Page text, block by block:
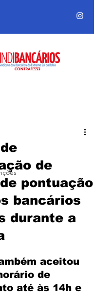
de
pontuação
bancários
durante a
aceitou
de
até às 14h e